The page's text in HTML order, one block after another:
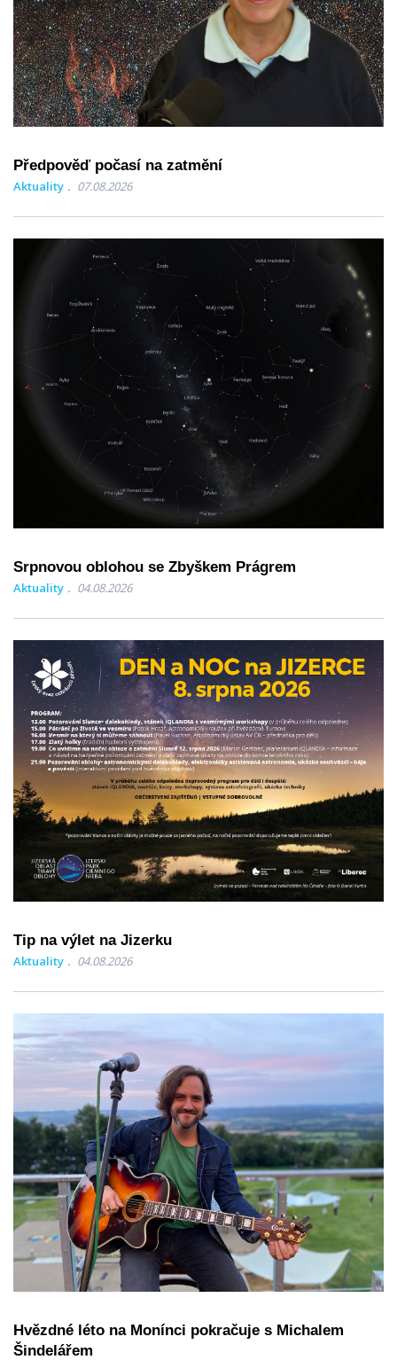
Předpověď počasí na zatmění
Aktuality 07.08.2026
Srpnovou oblohou se Zbyškem Prágrem
Aktuality 04.08.2026
Tip na výlet na Jizerku
Aktuality 04.08.2026
Hvězdné léto na Monínci pokračuje s Michalem
Šindelářem